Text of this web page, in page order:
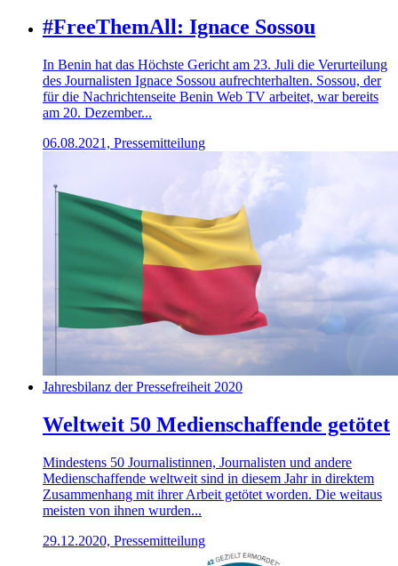
#FreeThemAll: Ignace Sossou
In Benin hat das Höchste Gericht am 23. Juli die Verurteilung
des Journalisten Ignace Sossou aufrechterhalten. Sossou, der
für die Nachrichtenseite Benin Web TV arbeitet, war bereits
am 20. Dezember...
06.08.2021, Pressemitteilung
Jahresbilanz der Pressefreiheit 2020
Weltweit 50 Medienschaffende getötet
Mindestens 50 Journalistinnen, Journalisten und andere
Medienschaffende weltweit sind in diesem Jahr in direktem
Zusammenhang mit ihrer Arbeit getötet worden. Die weitaus
meisten von ihnen wurden...
29.12.2020, Pressemitteilung